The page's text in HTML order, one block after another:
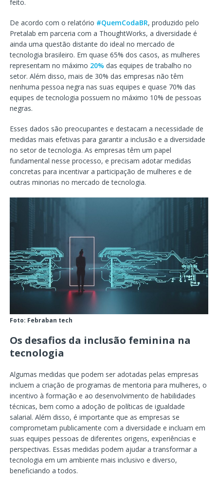
feito.
De acordo com o relatório #QuemCodaBR, produzido pelo
Pretalab em parceria com a ThoughtWorks, a diversidade é
ainda uma questão distante do ideal no mercado de
tecnologia brasileiro. Em quase 65% dos casos, as mulheres
representam no máximo 20% das equipes de trabalho no
setor. Além disso, mais de 30% das empresas não têm
nenhuma pessoa negra nas suas equipes e quase 70% das
equipes de tecnologia possuem no máximo 10% de pessoas
negras.
Esses dados são preocupantes e destacam a necessidade de
medidas mais efetivas para garantir a inclusão e a diversidade
no setor de tecnologia. As empresas têm um papel
fundamental nesse processo, e precisam adotar medidas
concretas para incentivar a participação de mulheres e de
outras minorias no mercado de tecnologia.
Foto: Febraban tech
Os desafios da inclusão feminina na
tecnologia
Algumas medidas que podem ser adotadas pelas empresas
incluem a criação de programas de mentoria para mulheres, o
incentivo à formação e ao desenvolvimento de habilidades
técnicas, bem como a adoção de políticas de igualdade
salarial. Além disso, é importante que as empresas se
comprometam publicamente com a diversidade e incluam em
suas equipes pessoas de diferentes origens, experiências e
perspectivas. Essas medidas podem ajudar a transformar a
tecnologia em um ambiente mais inclusivo e diverso,
beneficiando a todos.